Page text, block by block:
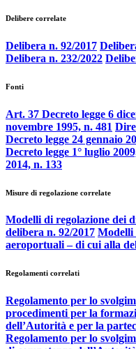
Delibere correlate
Delibera n. 92/2017
Delibera n. 232/2022
Fonti
Art. 37 Decreto legge 6
novembre 1995, n. 481
Decreto legge 24 gennaio
Decreto legge 1° luglio
2014, n. 133
Misure di regolazione correlate
Modelli di regolazione dei
delibera n. 92/2017 Modelli
aeroportuali – di cui alla
Regolamenti correlati
Regolamento per lo
procedimenti per la
dell’Autorità e per la
Regolamento per lo